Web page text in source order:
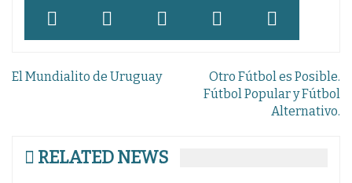
Navegación
El Mundialito de Uruguay
Otro Fútbol es Posible.
Fútbol Popular y Fútbol
Alternativo.
RELATED NEWS